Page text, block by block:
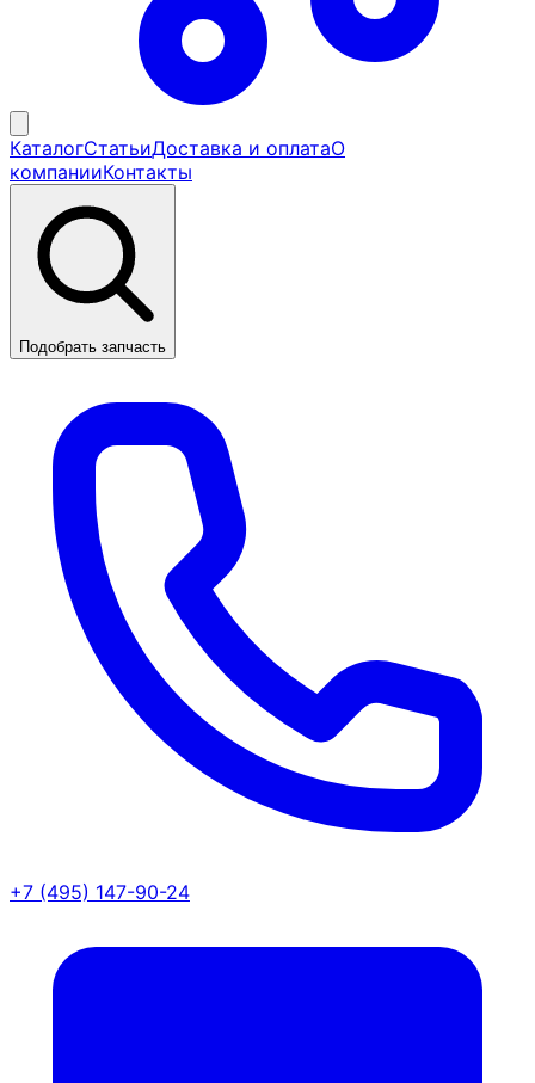
КаталогСтатьиДоставка и оплатаО
компанииКонтакты
Подобрать запчасть
+7 (495) 147-90-24